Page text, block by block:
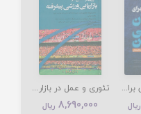
آمادگی جسمانی برای کم توانان جسمی و معلولین
ریال
تئوری و عمل در بازاریابی ورزشی پیشرفته
8,690,000 ریال